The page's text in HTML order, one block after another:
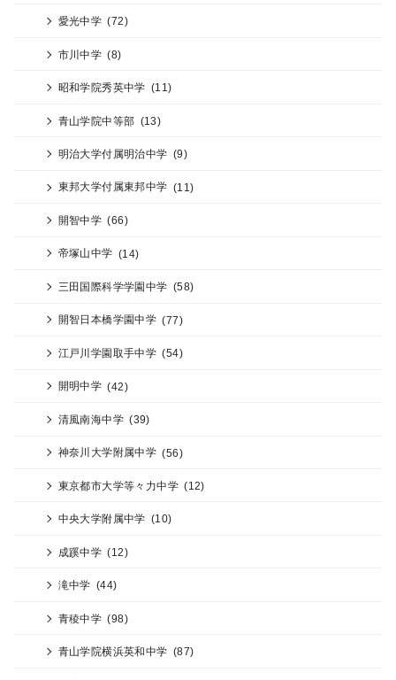
愛光中学 (72)
市川中学 (8)
昭和学院秀英中学 (11)
青山学院中等部 (13)
明治大学付属明治中学 (9)
東邦大学付属東邦中学 (11)
開智中学 (66)
帝塚山中学 (14)
三田国際科学学園中学 (58)
開智日本橋学園中学 (77)
江戸川学園取手中学 (54)
開明中学 (42)
清風南海中学 (39)
神奈川大学附属中学 (56)
東京都市大学等々力中学 (12)
中央大学附属中学 (10)
成蹊中学 (12)
滝中学 (44)
青稜中学 (98)
青山学院横浜英和中学 (87)